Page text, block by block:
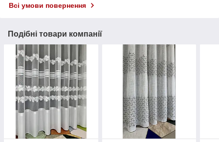
Всі умови повернення
Подібні товари компанії